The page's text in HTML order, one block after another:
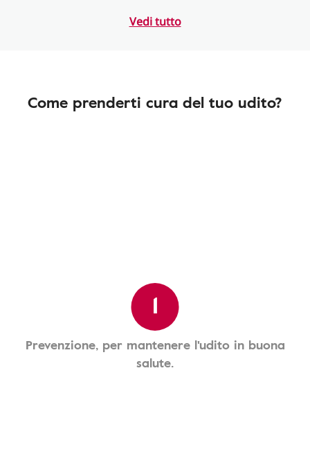
Vedi tutto
Come prenderti cura del tuo udito?
1
Prevenzione, per mantenere l'udito in buona
salute.